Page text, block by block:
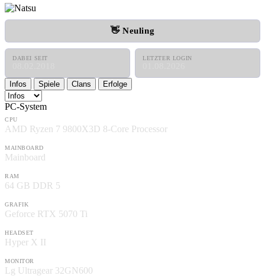
👋 Neuling
DABEI SEIT LETZTER LOGIN
Infos Spiele Clans Erfolge
PC-System
CPU
AMD Ryzen 7 9800X3D 8-Core Processor
MAINBOARD
Mainboard
RAM
64 GB DDR 5
GRAFIK
Geforce RTX 5070 Ti
HEADSET
Hyper X II
MONITOR
Lg Ultragear 32GN600